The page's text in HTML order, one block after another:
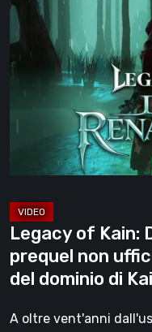
[Video]
of
Dark
Renaissance,
ufficiale
agli
anni
del
dominio
Legacy of Kain:
prequel non
del dominio di
A oltre vent'anni